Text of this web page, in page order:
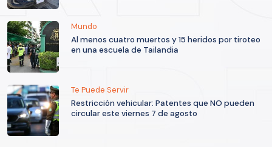
Mundo
Al menos cuatro muertos y 15 heridos por tiroteo
en una escuela de Tailandia
Te Puede Servir
Restricción vehicular: Patentes que NO pueden
circular este viernes 7 de agosto